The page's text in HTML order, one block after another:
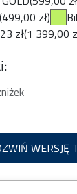
zł)
zł(1 399,00
WERSJĘ